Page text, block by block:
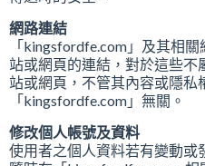
網路連結
「kingsfordfe.com」及其相
站或網頁的連結，對於這些
站或網頁，不管其內容或隱私
「kingsfordfe.com」無關。
修改個人帳號及資料
使用者之個人資料若有變動或